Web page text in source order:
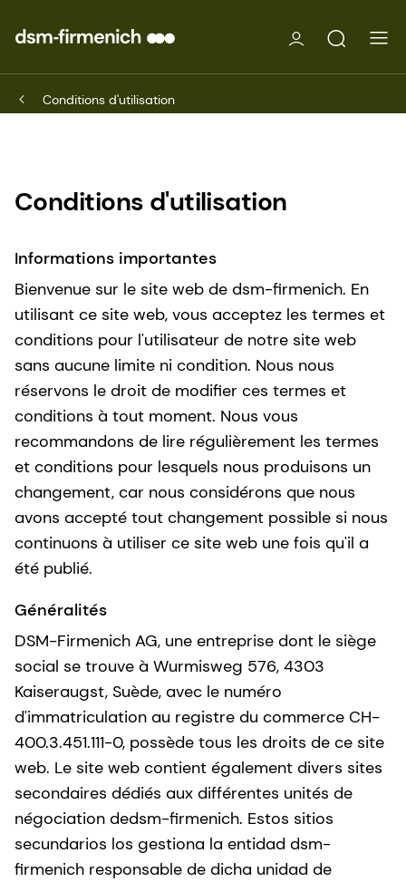
Conditions d'utilisation
Conditions d'utilisation
Informations importantes
Bienvenue sur le site web de dsm-firmenich. En
utilisant ce site web, vous acceptez les termes et
conditions pour l'utilisateur de notre site web
sans aucune limite ni condition. Nous nous
réservons le droit de modifier ces termes et
conditions à tout moment. Nous vous
recommandons de lire régulièrement les termes
et conditions pour lesquels nous produisons un
changement, car nous considérons que nous
avons accepté tout changement possible si nous
continuons à utiliser ce site web une fois qu'il a
été publié.
Généralités
DSM-Firmenich AG, une entreprise dont le siège
social se trouve à Wurmisweg 576, 4303
Kaiseraugst, Suède, avec le numéro
d'immatriculation au registre du commerce CH-
400.3.451.111-0, possède tous les droits de ce site
web. Le site web contient également divers sites
secondaires dédiés aux différentes unités de
négociation dedsm-firmenich. Estos sitios
secundarios los gestiona la entidad dsm-
firmenich responsable de dicha unidad de